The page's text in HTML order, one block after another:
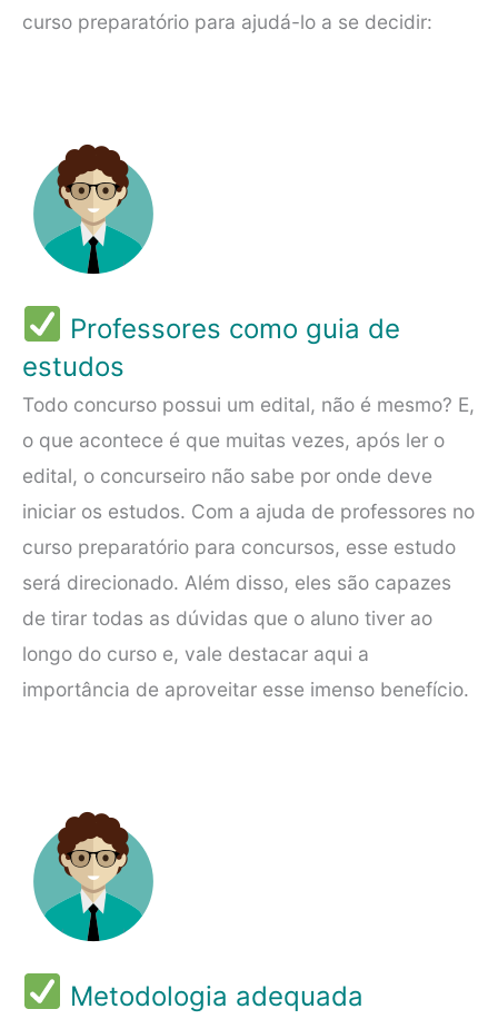
curso preparatório para ajudá-lo a se decidir:
Professores como guia de
estudos
Todo concurso possui um edital, não é mesmo? E,
o que acontece é que muitas vezes, após ler o
edital, o concurseiro não sabe por onde deve
iniciar os estudos. Com a ajuda de professores no
curso preparatório para concursos, esse estudo
será direcionado. Além disso, eles são capazes
de tirar todas as dúvidas que o aluno tiver ao
longo do curso e, vale destacar aqui a
importância de aproveitar esse imenso benefício.
Metodologia adequada